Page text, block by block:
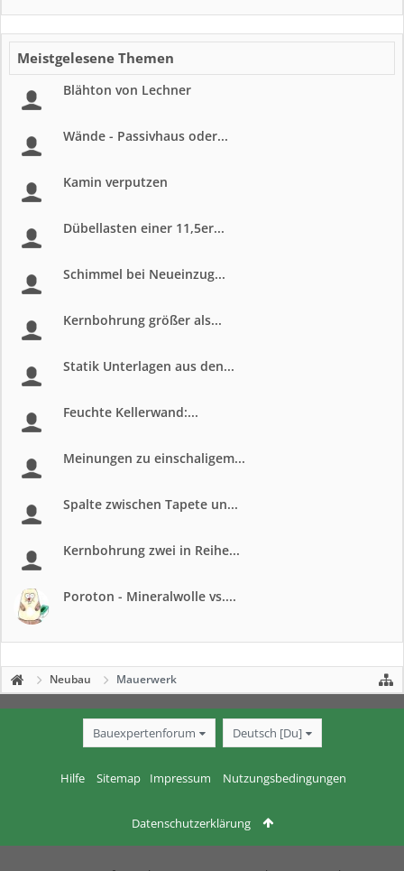
Meistgelesene Themen
Blähton von Lechner
Wände - Passivhaus oder...
Kamin verputzen
Dübellasten einer 11,5er...
Schimmel bei Neueinzug...
Kernbohrung größer als...
Statik Unterlagen aus den...
Feuchte Kellerwand:...
Meinungen zu einschaligem...
Spalte zwischen Tapete un...
Kernbohrung zwei in Reihe...
Poroton - Mineralwolle vs....
Neubau Mauerwerk
Bauexpertenforum Deutsch [Du]
Hilfe Sitemap Impressum Nutzungsbedingungen
Datenschutzerklärung